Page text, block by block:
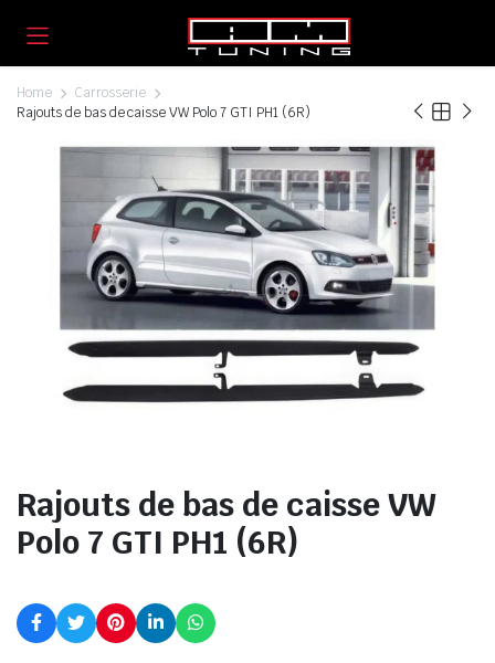
Home
Carrosserie
Rajouts de bas de caisse VW Polo 7 GTI PH1 (6R)
Rajouts de bas de caisse VW
Polo 7 GTI PH1 (6R)